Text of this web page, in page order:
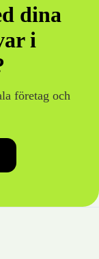
dina
i
företag och